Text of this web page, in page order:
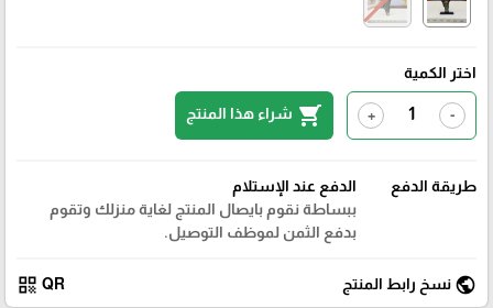
اختر الكمية
-
+
shopping_cart شراء هذا المنتج
طريقة الدفع
الدفع عند الإستلام
ببساطة نقوم بايصال المنتج لغاية منزلك وتقوم
بدفع الثمن لموظف التوصيل.
public نسخ رابط المنتج QR
qr_code